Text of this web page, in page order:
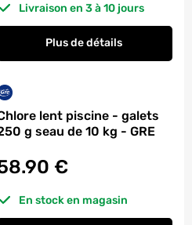
Livraison en 3 à 10 jours
Plus de détails
lent piscine - galets
g seau de 10 kg - GRE
€
En stock en magasin